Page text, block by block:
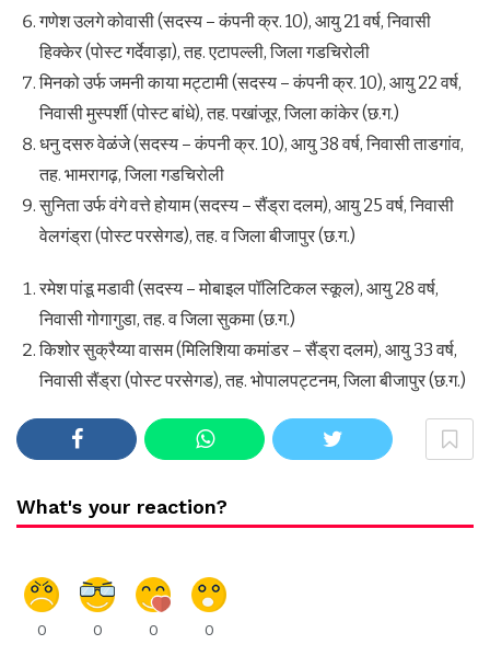
गणेश उलगे कोवासी (सदस्य – कंपनी क्र. 10), आयु 21 वर्ष, निवासी
हिक्केर (पोस्ट गर्देवाड़ा), तह. एटापल्ली, जिला गडचिरोली
मिनको उर्फ जमनी काया मट्टामी (सदस्य – कंपनी क्र. 10), आयु 22 वर्ष,
निवासी मुस्पर्शी (पोस्ट बांधे), तह. पखांजूर, जिला कांकेर (छ.ग.)
धनु दसरु वेळंजे (सदस्य – कंपनी क्र. 10), आयु 38 वर्ष, निवासी ताडगांव,
तह. भामरागढ़, जिला गडचिरोली
सुनिता उर्फ वंगे वत्ते होयाम (सदस्य – सैंड्रा दलम), आयु 25 वर्ष, निवासी
वेलगंड्रा (पोस्ट परसेगड), तह. व जिला बीजापुर (छ.ग.)
रमेश पांडू मडावी (सदस्य – मोबाइल पॉलिटिकल स्कूल), आयु 28 वर्ष,
निवासी गोगागुडा, तह. व जिला सुकमा (छ.ग.)
किशोर सुक्रैय्या वासम (मिलिशिया कमांडर – सैंड्रा दलम), आयु 33 वर्ष,
निवासी सैंड्रा (पोस्ट परसेगड), तह. भोपालपट्टनम, जिला बीजापुर (छ.ग.)
What's your reaction?
0 0 0 0